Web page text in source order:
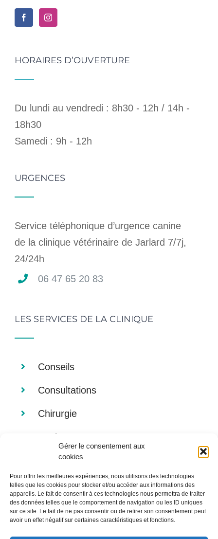
Gérer le consentement aux
cookies
Pour offrir les meilleures expériences, nous utilisons des technologies
telles que les cookies pour stocker et/ou accéder aux informations des
appareils. Le fait de consentir à ces technologies nous permettra de traiter
des données telles que le comportement de navigation ou les ID uniques
sur ce site. Le fait de ne pas consentir ou de retirer son consentement peut
avoir un effet négatif sur certaines caractéristiques et fonctions.
HORAIRES D’OUVERTURE
Du lundi au vendredi : 8h30 - 12h / 14h -
18h30
Samedi : 9h - 12h
URGENCES
Service téléphonique d’urgence canine
de la clinique vétérinaire de Jarlard 7/7j,
24/24h
06 47 65 20 83
LES SERVICES DE LA CLINIQUE
Conseils
Consultations
Chirurgie
Analyses
Imagerie
Alimentation